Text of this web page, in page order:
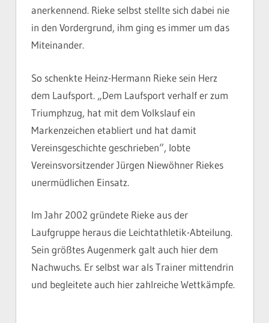
anerkennend. Rieke selbst stellte sich dabei nie
in den Vordergrund, ihm ging es immer um das
Miteinander.
So schenkte Heinz-Hermann Rieke sein Herz
dem Laufsport. „Dem Laufsport verhalf er zum
Triumphzug, hat mit dem Volkslauf ein
Markenzeichen etabliert und hat damit
Vereinsgeschichte geschrieben“, lobte
Vereinsvorsitzender Jürgen Niewöhner Riekes
unermüdlichen Einsatz.
Im Jahr 2002 gründete Rieke aus der
Laufgruppe heraus die Leichtathletik-Abteilung.
Sein größtes Augenmerk galt auch hier dem
Nachwuchs. Er selbst war als Trainer mittendrin
und begleitete auch hier zahlreiche Wettkämpfe.